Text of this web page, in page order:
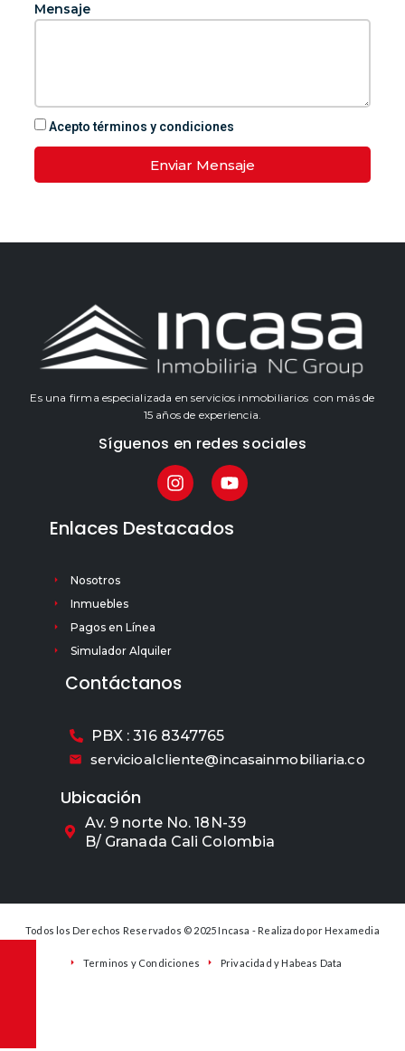
Mensaje
Acepto términos y condiciones
Enviar Mensaje
Es una firma especializada en servicios inmobiliarios con más de
15 años de experiencia.
Síguenos en redes sociales
Enlaces Destacados
Nosotros
Inmuebles
Pagos en Línea
Simulador Alquiler
Contáctanos
PBX : 316 8347765
servicioalcliente@incasainmobiliaria.co
Ubicación
Av. 9 norte No. 18N-39
B/ Granada Cali Colombia
Todos los Derechos Reservados © 2025 Incasa - Realizado por Hexamedia
Terminos y Condiciones Privacidad y Habeas Data